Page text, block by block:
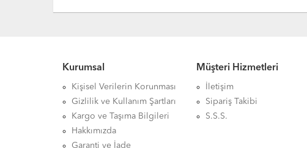
Kurumsal
Kişisel Verilerin Korunması
Gizlilik ve Kullanım Şartları
Kargo ve Taşıma Bilgileri
Hakkımızda
Garanti ve İade
Müşteri Hizmetleri
İletişim
Sipariş Takibi
S.S.S.